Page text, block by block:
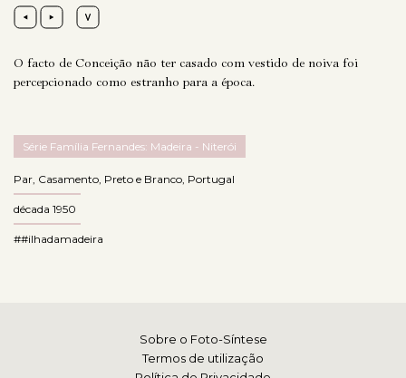
O facto de Conceição não ter casado com vestido de noiva foi
percepcionado como estranho para a época.
Série Família Fernandes: Madeira - Niterói
Par Casamento Preto e Branco Portugal
década 1950
##ilhadamadeira
Sobre o Foto-Síntese
Termos de utilização